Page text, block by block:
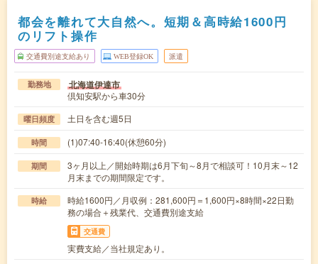
都会を離れて大自然へ。短期＆高時給1600円
のリフト操作
交通費別途支給あり WEB登録OK 派遣
勤務地 北海道伊達市
倶知安駅から車30分
曜日頻度 土日を含む週5日
時間 (1)07:40-16:40(休憩60分)
期間
3ヶ月以上／開始時期は6月下旬～8月で相談可！10月末～12
月末までの期間限定です。
時給
時給1600円／月収例：281,600円＝1,600円×8時間×22日勤
務の場合＋残業代、交通費別途支給
交通費
実費支給／当社規定あり。